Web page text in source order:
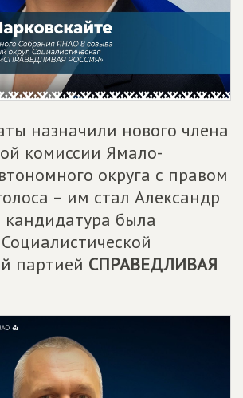
назначили нового члена
комиссии Ямало-
округа с правом
– им стал Александр
кандидатура была
партией СПРАВЕДЛИВАЯ